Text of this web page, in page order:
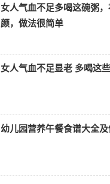
女人气血不足多喝这碗粥
颜，做法很简单
女人气血不足显老 多喝这
幼儿园营养午餐食谱大全